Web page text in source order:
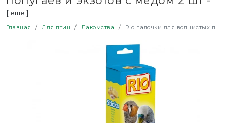
40 г
[ ещё ]
Главная Для птиц Лакомства Rio палочки для волнистых попугаев и экзотов с медом 2 шт - 40 г